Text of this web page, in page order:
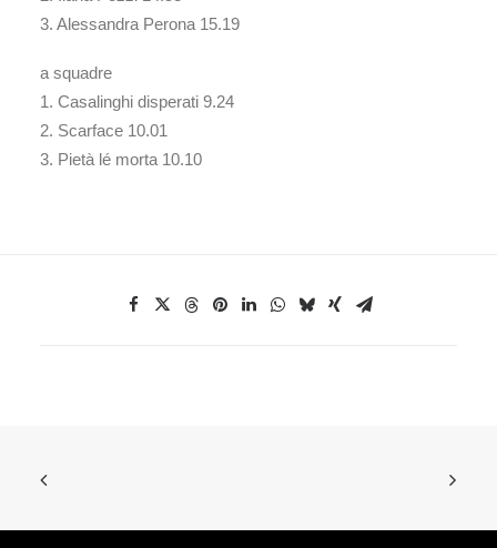
3. Alessandra Perona 15.19
a squadre
1. Casalinghi disperati 9.24
2. Scarface 10.01
3. Pietà lé morta 10.10